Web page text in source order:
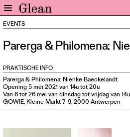
Nieuws
Interviews
Inzicht
Events
EVENTS
Parerga & Philomena:
PRAKTISCHE INFO
Parerga & Philomena: Nienke Baeckelandt
Opening 5 mei 2021 van 14u tot 20u
Van 6 tot 26 mei van dinsdag tot vrijdag van
GOWIE, Kleine Markt 7–9, 2000 Antwerpen